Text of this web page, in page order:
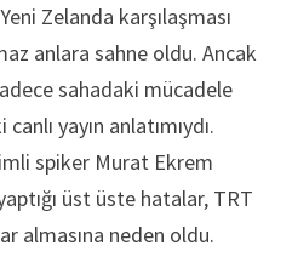
Zelanda karşılaşması
anlara sahne oldu. Ancak
sahadaki mücadele
yayın anlatımıydı.
spiker Murat Ekrem
üst üste hatalar, TRT
almasına neden oldu.